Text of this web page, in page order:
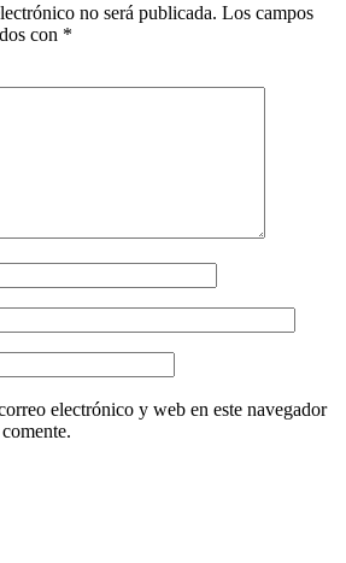
no será publicada. Los campos
con *
electrónico y web en este navegador